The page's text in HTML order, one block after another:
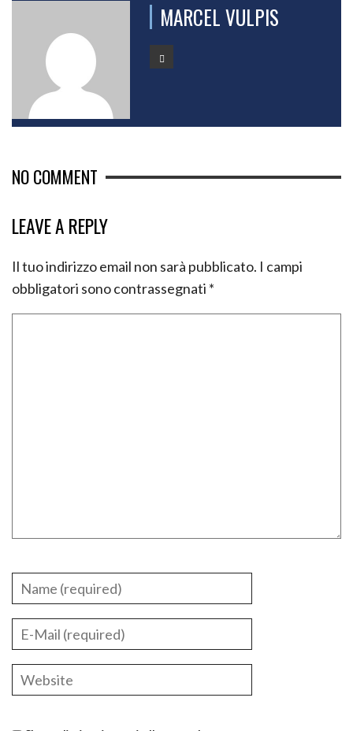
MARCEL VULPIS
NO COMMENT
LEAVE A REPLY
Il tuo indirizzo email non sarà pubblicato. I campi
obbligatori sono contrassegnati *